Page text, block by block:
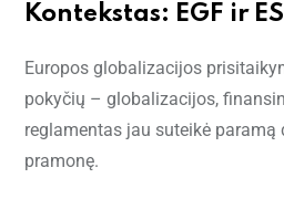
Kontekstas: EGF ir
Europos globalizacijos
pokyčių – globalizacijos,
reglamentas jau suteikė
pramonę.